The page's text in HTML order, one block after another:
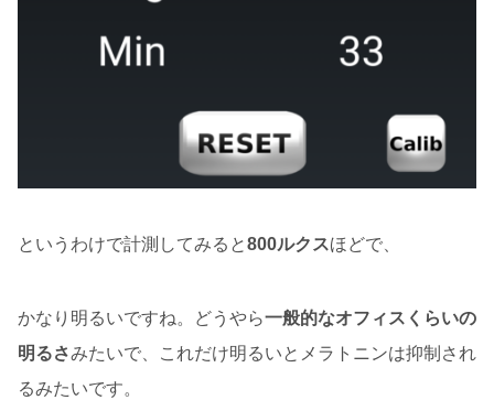
というわけで計測してみると800ルクスほどで、
かなり明るいですね。どうやら一般的なオフィスくらいの
明るさみたいで、これだけ明るいとメラトニンは抑制され
るみたいです。